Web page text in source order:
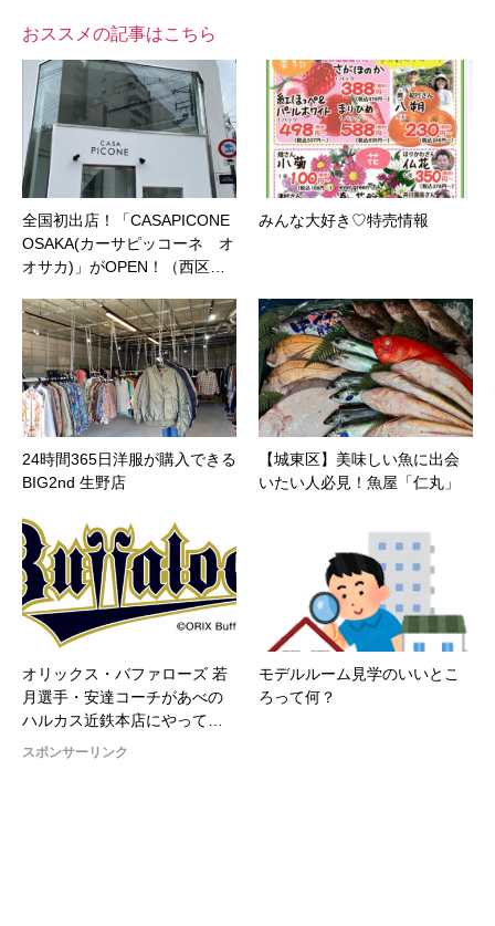
おススメの記事はこちら
全国初出店！「CASAPICONE
OSAKA(カーサピッコーネ オ
オサカ)」がOPEN！（西区…
みんな大好き♡特売情報
24時間365日洋服が購入できる
BIG2nd 生野店
【城東区】美味しい魚に出会
いたい人必見！魚屋「仁丸」
オリックス・バファローズ 若
月選手・安達コーチがあべの
ハルカス近鉄本店にやって…
モデルルーム見学のいいとこ
ろって何？
スポンサーリンク